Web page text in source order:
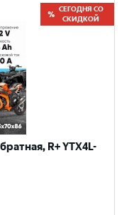
СЕГОДНЯ СО
СКИДКОЙ
R+ YTX4L-